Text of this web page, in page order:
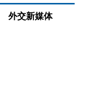
外交新媒体